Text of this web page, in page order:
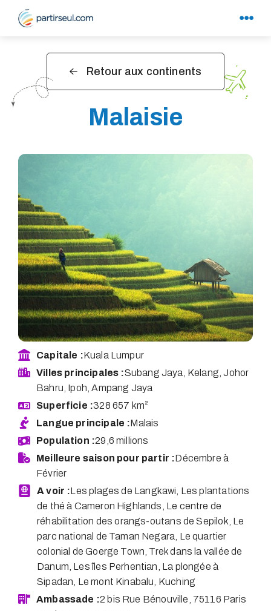
Retour aux continents
Malaisie
Capitale :Kuala Lumpur
Villes principales :Subang Jaya, Kelang, Johor
Bahru, Ipoh, Ampang Jaya
Superficie :328 657 km²
Langue principale :Malais
Population :29,6 millions
Meilleure saison pour partir :Décembre à
Février
A voir :Les plages de Langkawi, Les plantations
de thé à Cameron Highlands, Le centre de
réhabilitation des orangs-outans de Sepilok, Le
parc national de Taman Negara, Le quartier
colonial de Goerge Town, Trek dans la vallée de
Danum, Les îles Perhentian, La plongée à
Sipadan, Le mont Kinabalu, Kuching
Ambassade :2 bis Rue Bénouville, 75116 Paris